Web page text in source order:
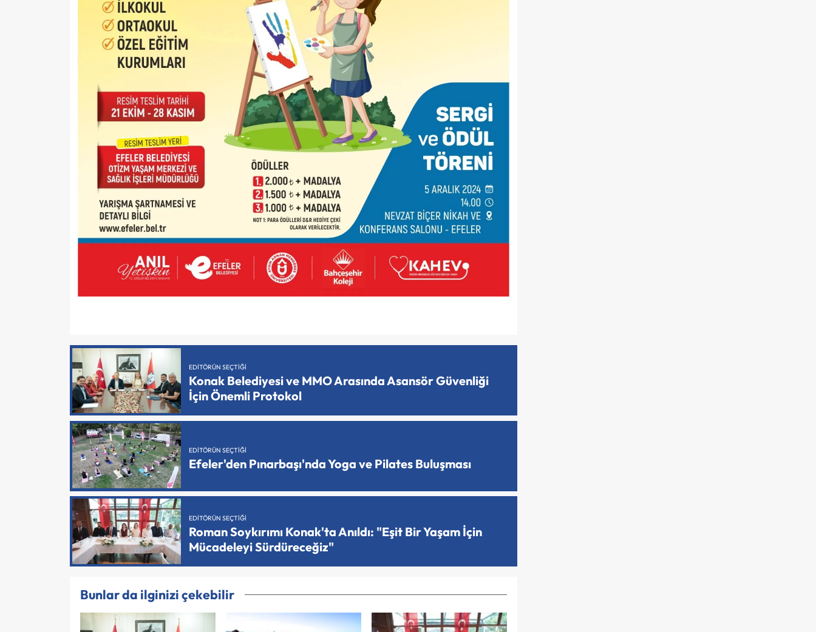
EDITÖRÜN SEÇTIĞI
Konak Belediyesi ve MMO Arasında Asansör Güvenliği
İçin Önemli Protokol
EDITÖRÜN SEÇTIĞI
Efeler'den Pınarbaşı'nda Yoga ve Pilates Buluşması
EDITÖRÜN SEÇTIĞI
Roman Soykırımı Konak'ta Anıldı: "Eşit Bir Yaşam İçin
Mücadeleyi Sürdüreceğiz"
Bunlar da ilginizi çekebilir